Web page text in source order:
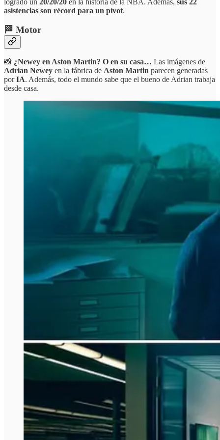
asistencias son récord para un pívot.
🏁 Motor
📸 ¿Newey en Aston Martin? O en su casa… Las imágenes de
Adrian Newey en la fábrica de Aston Martin parecen generadas
porIA. Además, todo el mundo sabe que el bueno de Adrian trabaja
desde casa.